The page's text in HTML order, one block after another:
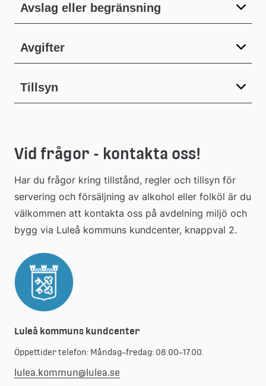
dokument
Avslag eller begränsning
Avgifter
Tillsyn
Vid frågor - kontakta oss!
Har du frågor kring tillstånd, regler och tillsyn för
servering och försäljning av alkohol eller folköl är du
välkommen att kontakta oss på avdelning miljö och
bygg via Luleå kommuns kundcenter, knappval 2.
Luleå kommuns kundcenter
Öppettider telefon: Måndag–fredag: 08.00–17.00.
lulea.kommun@lulea.se